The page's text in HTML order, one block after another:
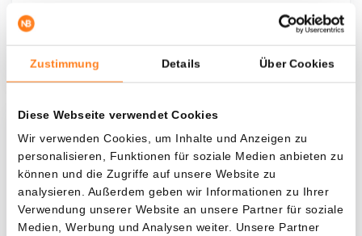
Zustimmung Details Über Cookies
Diese Webseite verwendet Cookies
Wir verwenden Cookies, um Inhalte und Anzeigen zu
personalisieren, Funktionen für soziale Medien anbieten zu
können und die Zugriffe auf unsere Website zu
analysieren. Außerdem geben wir Informationen zu Ihrer
Verwendung unserer Website an unsere Partner für soziale
Medien, Werbung und Analysen weiter. Unsere Partner
Was, wenn ich...?
Zie hoeveel waarde je vandaag zou hebben als
je dollar-cost averaging had toegepast op
verschillende cryptocurrencies.
1,50%